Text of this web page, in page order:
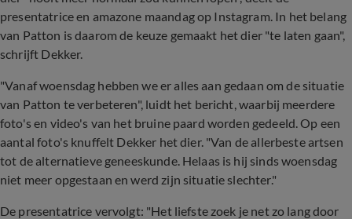
presentatrice en amazone maandag op Instagram. In het belang
van Patton is daarom de keuze gemaakt het dier "te laten gaan",
schrijft Dekker.
"Vanaf woensdag hebben we er alles aan gedaan om de situatie
van Patton te verbeteren", luidt het bericht, waarbij meerdere
foto's en video's van het bruine paard worden gedeeld. Op een
aantal foto's knuffelt Dekker het dier. "Van de allerbeste artsen
tot de alternatieve geneeskunde. Helaas is hij sinds woensdag
niet meer opgestaan en werd zijn situatie slechter."
De presentatrice vervolgt: "Het liefste zoek je net zo lang door